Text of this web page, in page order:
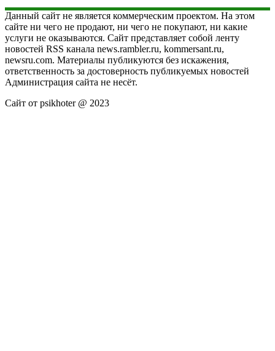
Данный сайт не является коммерческим проектом. На этом
сайте ни чего не продают, ни чего не покупают, ни какие
услуги не оказываются. Сайт представляет собой ленту
новостей RSS канала news.rambler.ru, kommersant.ru,
newsru.com. Материалы публикуются без искажения,
ответственность за достоверность публикуемых новостей
Администрация сайта не несёт.
Сайт от psikhoter @ 2023